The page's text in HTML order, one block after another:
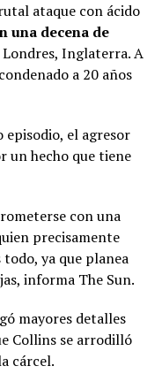
ataque con ácido
una decena de
Inglaterra. A
a 20 años
episodio, el agresor
un hecho que tiene
con una
precisamente
todo, ya que planea
informa The Sun.
mayores detalles
Collins se arrodilló
cárcel.